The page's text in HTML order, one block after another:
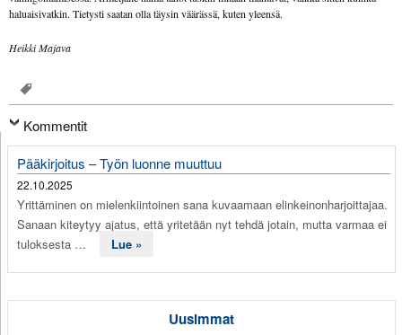
haluaisivatkin. Tietysti saatan olla täysin väärässä, kuten yleensä.
Heikki Majava
Kommentit
Pääkirjoitus – Työn luonne muuttuu
22.10.2025
Yrittäminen on mielenkiintoinen sana kuvaamaan elinkeinonharjoittajaa.
Sanaan kiteytyy ajatus, että yritetään nyt tehdä jotain, mutta varmaa ei
tuloksesta …
Lue »
Uusimmat